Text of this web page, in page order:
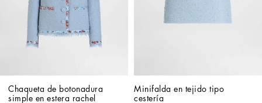
Chaqueta de botonadura
simple en estera rachel
Minifalda en tejido tipo
cestería